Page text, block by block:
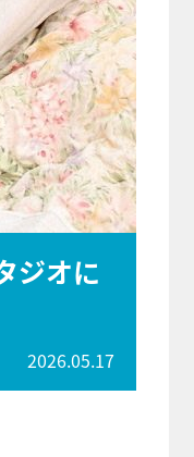
ジオに
2026.05.17